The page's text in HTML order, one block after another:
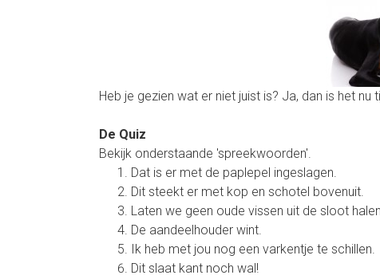
Heb je gezien wat er niet juist is? Ja, dan is het
De Quiz
Bekijk onderstaande 'spreekwoorden'.
Dat is er met de paplepel ingeslagen.
Dit steekt er met kop en schotel bovenuit.
Laten we geen oude vissen uit de sloot
De aandeelhouder wint.
Ik heb met jou nog een varkentje te schillen.
Dit slaat kant noch wal!